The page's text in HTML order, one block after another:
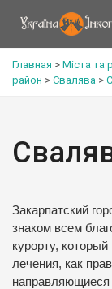
Главная > Міста та
район > Свалява >
Закарпатский
знаком всем
курорту,
лечения, как
направляющиеся